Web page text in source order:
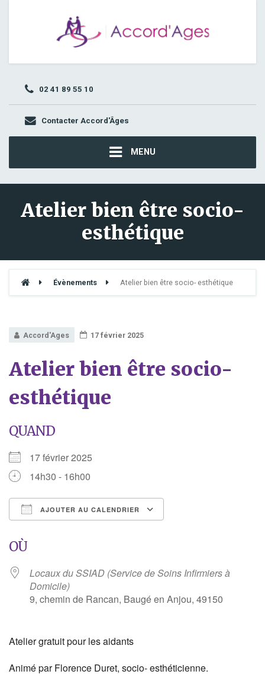
02 41 89 55 10
Contacter Accord'Âges
MENU
Atelier bien être socio-
esthétique
Évènements Atelier bien être socio- esthétique
Accord'Ages 17 février 2025
Atelier bien être socio-
esthétique
QUAND
17 février 2025
14h30 - 16h00
AJOUTER AU CALENDRIER
OÙ
Locaux du SSIAD (Service de Soins Infirmiers à
Domicile)
9, chemin de Rancan, Baugé en Anjou, 49150
Atelier gratuit pour les aidants
Animé par Florence Duret, socio- esthéticienne.